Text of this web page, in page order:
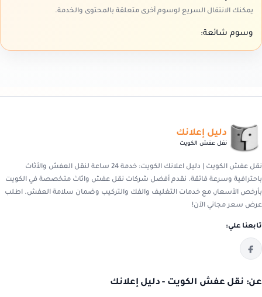
يمكنك الانتقال السريع لوسوم أخرى متعلقة بالمحتوى والخدمة.
وسوم شائعة:
دليل إعلانك
نقل عفش الكويت
نقل عفش الكويت | دليل اعلانك الكويت: خدمة 24 ساعة لنقل العفش والأثاث
باحترافية وسرعة فائقة. نقدم أفضل شركات نقل عفش واثاث متخصصة في الكويت
بأرخص الأسعار، مع خدمات التغليف والفك والتركيب وضمان سلامة العفش. اطلب
عرض سعر مجاني الآن!
تابعنا علي:
عن: نقل عفش الكويت - دليل إعلانك